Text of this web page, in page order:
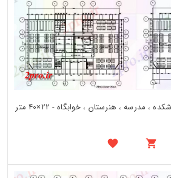
دانلود نقشه دانشگاه ، آموزشکده ، مدرسه ، هنرستان ، خوابگاه - 22×40 متر